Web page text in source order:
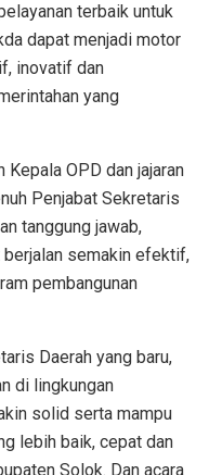
terbaik untuk
dapat menjadi motor
inovatif dan
yang
Kepala OPD dan jajaran
Penjabat Sekretaris
tanggung jawab,
semakin efektif,
pembangunan
Daerah yang baru,
di lingkungan
solid serta mampu
lebih baik, cepat dan
Solok. Dan acara